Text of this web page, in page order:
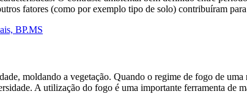
fatores (como por exemplo tipo de solo) contribuíram
BP.MS
moldando a vegetação. Quando o regime de fogo de uma
A utilização do fogo é uma importante ferramenta de